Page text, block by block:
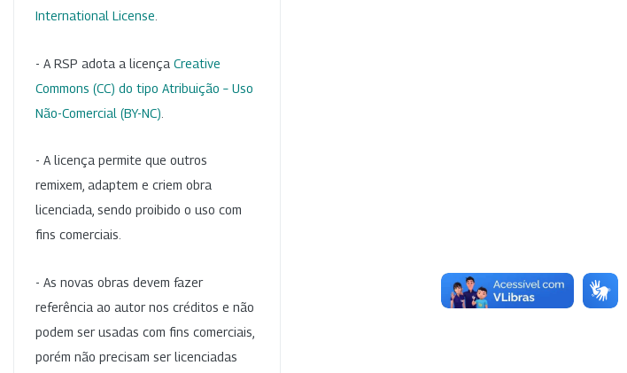
International License
- A RSP adota a licença Creative
Commons (CC) do tipo Atribuição – Uso
Não-Comercial (BY-NC)
- A licença permite que outros
remixem, adaptem e criem obra
licenciada, sendo proibido o uso com
fins comerciais.
- As novas obras devem fazer
referência ao autor nos créditos e não
podem ser usadas com fins comerciais,
porém não precisam ser licenciadas